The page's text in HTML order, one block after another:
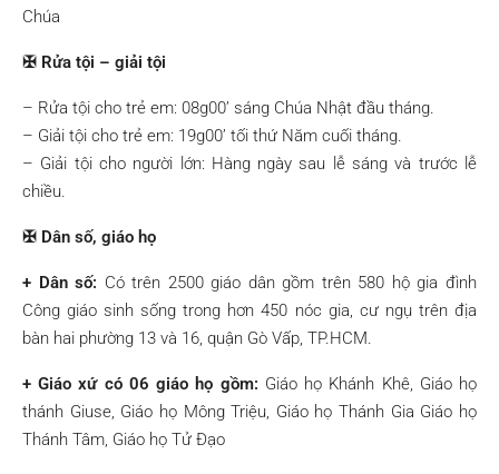
Chúa
✠ Rửa tội – giải tội
– Rửa tội cho trẻ em: 08g00’ sáng Chúa Nhật đầu tháng.
– Giải tội cho trẻ em: 19g00’ tối thứ Năm cuối tháng.
– Giải tội cho người lớn: Hàng ngày sau lễ sáng và trước lễ
chiều.
✠ Dân số, giáo họ
+ Dân số: Có trên 2500 giáo dân gồm trên 580 hộ gia đình
Công giáo sinh sống trong hơn 450 nóc gia, cư ngụ trên địa
bàn hai phường 13 và 16, quận Gò Vấp, TP.HCM.
+ Giáo xứ có 06 giáo họ gồm: Giáo họ Khánh Khê, Giáo họ
thánh Giuse, Giáo họ Mông Triệu, Giáo họ Thánh Gia Giáo họ
Thánh Tâm, Giáo họ Tử Đạo